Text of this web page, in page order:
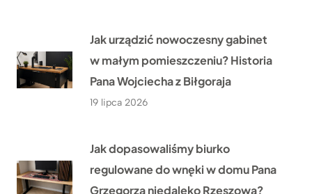
Jak urządzić nowoczesny gabinet
w małym pomieszczeniu? Historia
Pana Wojciecha z Biłgoraja
19 lipca 2026
Jak dopasowaliśmy biurko
regulowane do wnęki w domu Pana
Grzegorza niedaleko Rzeszowa?